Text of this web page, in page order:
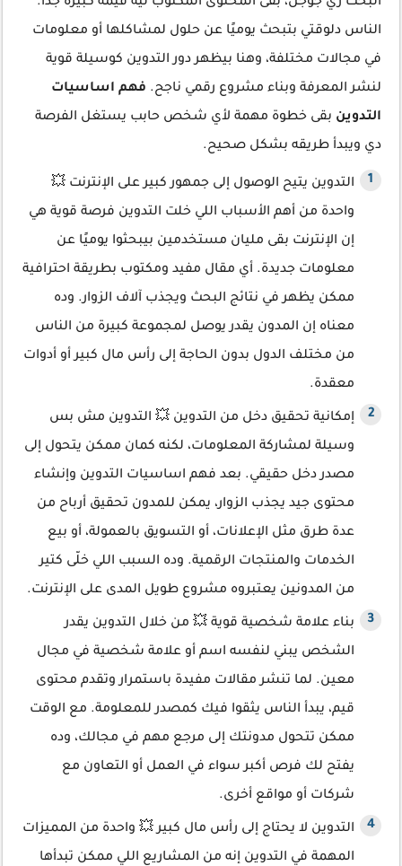
الناس دلوقتي بتبحث يوميًا عن حلول لمشاكلها أو معلومات
في مجالات مختلفة، وهنا بيظهر دور التدوين كوسيلة قوية
لنشر المعرفة وبناء مشروع رقمي ناجح. فهم اساسيات
التدوين بقى خطوة مهمة لأي شخص حابب يستغل الفرصة
دي ويبدأ طريقه بشكل صحيح.
التدوين يتيح الوصول إلى جمهور كبير على الإنترنت 💥
واحدة من أهم الأسباب اللي خلت التدوين فرصة قوية هي
إن الإنترنت بقى مليان مستخدمين بيبحثوا يوميًا عن
معلومات جديدة. أي مقال مفيد ومكتوب بطريقة احترافية
ممكن يظهر في نتائج البحث ويجذب آلاف الزوار. وده
معناه إن المدون يقدر يوصل لمجموعة كبيرة من الناس
من مختلف الدول بدون الحاجة إلى رأس مال كبير أو أدوات
معقدة.
إمكانية تحقيق دخل من التدوين 💥 التدوين مش بس
وسيلة لمشاركة المعلومات، لكنه كمان ممكن يتحول إلى
مصدر دخل حقيقي. بعد فهم اساسيات التدوين وإنشاء
محتوى جيد يجذب الزوار، يمكن للمدون تحقيق أرباح من
عدة طرق مثل الإعلانات، أو التسويق بالعمولة، أو بيع
الخدمات والمنتجات الرقمية. وده السبب اللي خلّى كتير
من المدونين يعتبروه مشروع طويل المدى على الإنترنت.
بناء علامة شخصية قوية 💥 من خلال التدوين يقدر
الشخص يبني لنفسه اسم أو علامة شخصية في مجال
معين. لما تنشر مقالات مفيدة باستمرار وتقدم محتوى
قيم، يبدأ الناس يثقوا فيك كمصدر للمعلومة. مع الوقت
ممكن تتحول مدونتك إلى مرجع مهم في مجالك، وده
يفتح لك فرص أكبر سواء في العمل أو التعاون مع
شركات أو مواقع أخرى.
التدوين لا يحتاج إلى رأس مال كبير 💥 واحدة من المميزات
المهمة في التدوين إنه من المشاريع اللي ممكن تبدأها